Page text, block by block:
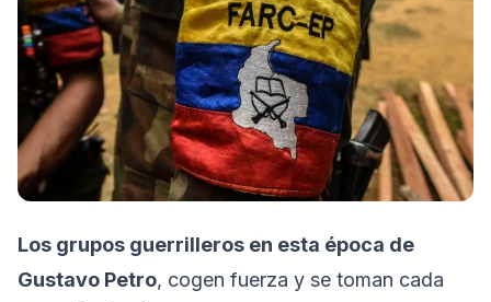
Los grupos guerrilleros en esta época de
Gustavo Petro, cogen fuerza y se toman cada